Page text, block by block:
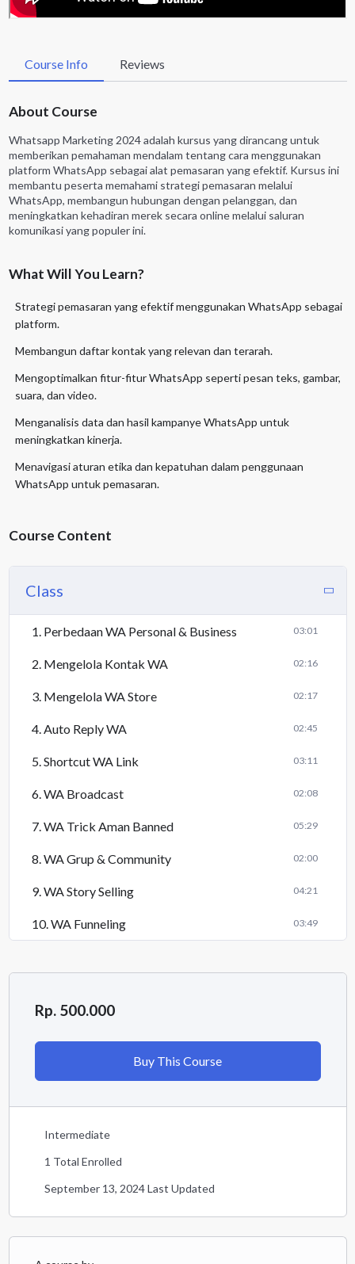
Course Info Reviews
About Course
Whatsapp Marketing 2024 adalah kursus yang dirancang untuk
memberikan pemahaman mendalam tentang cara menggunakan
platform WhatsApp sebagai alat pemasaran yang efektif. Kursus ini
membantu peserta memahami strategi pemasaran melalui
WhatsApp, membangun hubungan dengan pelanggan, dan
meningkatkan kehadiran merek secara online melalui saluran
komunikasi yang populer ini.
What Will You Learn?
Strategi pemasaran yang efektif menggunakan WhatsApp sebagai
platform.
Membangun daftar kontak yang relevan dan terarah.
Mengoptimalkan fitur-fitur WhatsApp seperti pesan teks, gambar,
suara, dan video.
Menganalisis data dan hasil kampanye WhatsApp untuk
meningkatkan kinerja.
Menavigasi aturan etika dan kepatuhan dalam penggunaan
WhatsApp untuk pemasaran.
Course Content
Class
1. Perbedaan WA Personal & Business 03:01
2. Mengelola Kontak WA 02:16
3. Mengelola WA Store 02:17
4. Auto Reply WA 02:45
5. Shortcut WA Link 03:11
6. WA Broadcast 02:08
7. WA Trick Aman Banned 05:29
8. WA Grup & Community 02:00
9. WA Story Selling 04:21
10. WA Funneling 03:49
Rp. 500.000
Buy This Course
Intermediate
1 Total Enrolled
September 13, 2024 Last Updated